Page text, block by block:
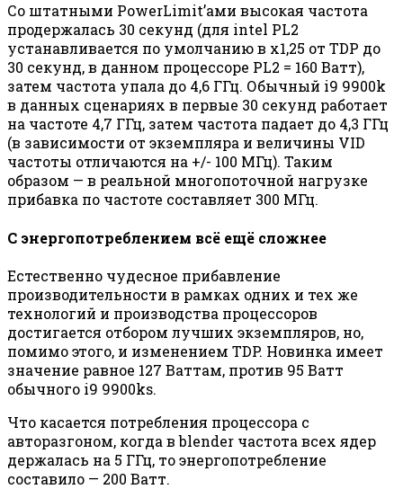
Со штатными PowerLimit’ами высокая частота
продержалась 30 секунд (для intel PL2
устанавливается по умолчанию в х1,25 от TDP до
30 секунд, в данном процессоре PL2 = 160 Ватт),
затем частота упала до 4,6 ГГц. Обычный i9 9900k
в данных сценариях в первые 30 секунд работает
на частоте 4,7 ГГц, затем частота падает до 4,3 ГГц
(в зависимости от экземпляра и величины VID
частоты отличаются на +/- 100 МГц). Таким
образом — в реальной многопоточной нагрузке
прибавка по частоте составляет 300 МГц.
С энергопотреблением всё ещё сложнее
Естественно чудесное прибавление
производительности в рамках одних и тех же
технологий и производства процессоров
достигается отбором лучших экземпляров, но,
помимо этого, и изменением TDP. Новинка имеет
значение равное 127 Ваттам, против 95 Ватт
обычного i9 9900ks.
Что касается потребления процессора с
авторазгоном, когда в blender частота всех ядер
держалась на 5 ГГц, то энергопотребление
составило — 200 Ватт.